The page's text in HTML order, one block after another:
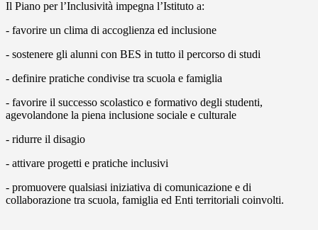
Il Piano per l’Inclusività impegna l’Istituto a:
- favorire un clima di accoglienza ed inclusione
- sostenere gli alunni con BES in tutto il percorso di studi
- definire pratiche condivise tra scuola e famiglia
- favorire il successo scolastico e formativo degli studenti,
agevolandone la piena inclusione sociale e culturale
- ridurre il disagio
- attivare progetti e pratiche inclusivi
- promuovere qualsiasi iniziativa di comunicazione e di
collaborazione tra scuola, famiglia ed Enti territoriali coinvolti.